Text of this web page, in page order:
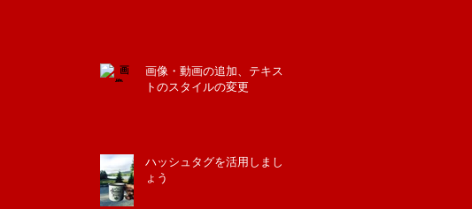
画像・動画の追加、テキス
トのスタイルの変更
ハッシュタグを活用しまし
ょう